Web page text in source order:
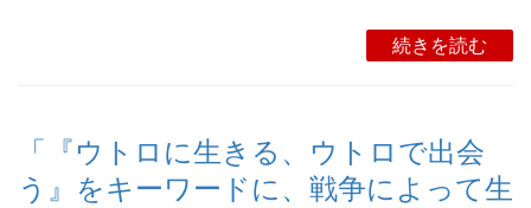
続きを読む
「『ウトロに生きる、ウトロで出会
う』をキーワードに、戦争によって生